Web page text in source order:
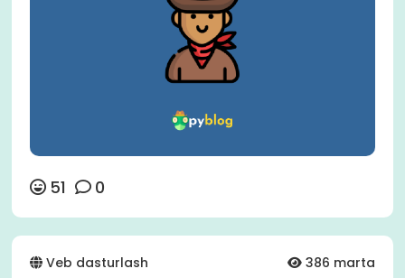
51 0
Veb dasturlash 386 marta